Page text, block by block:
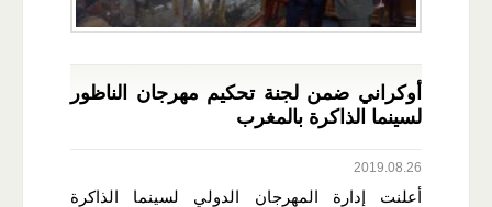
أوكراني ضمن لجنة تحكيم مهرجان الناظور
لسينما الذاكرة بالمغرب
2019.08.26
أعلنت إدارة المهرجان الدولي لسينما الذاكرة